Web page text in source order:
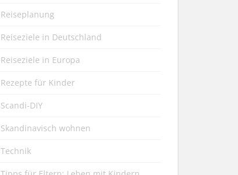
Reiseplanung
Reiseziele in Deutschland
Reiseziele in Europa
Rezepte für Kinder
Scandi-DIY
Skandinavisch wohnen
Technik